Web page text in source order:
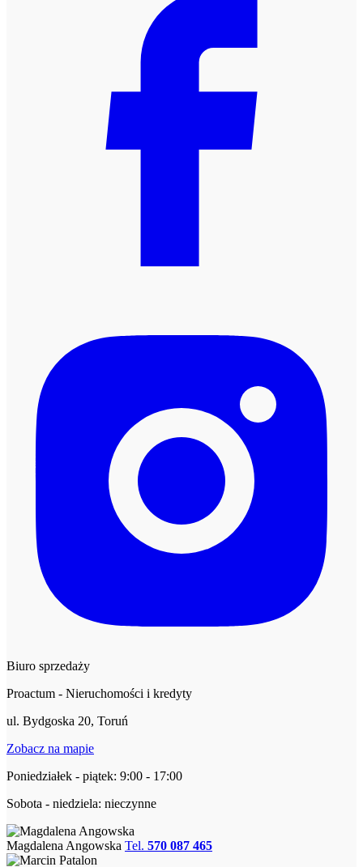
Biuro sprzedaży
Proactum - Nieruchomości i kredyty
ul. Bydgoska 20, Toruń
Zobacz na mapie
Poniedziałek - piątek: 9:00 - 17:00
Sobota - niedziela: nieczynne
Magdalena Angowska Tel. 570 087 465